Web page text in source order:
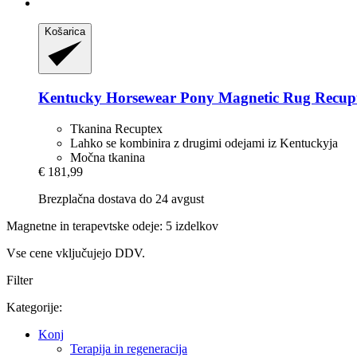
Košarica
Kentucky Horsewear Pony Magnetic Rug
Tkanina Recuptex
Lahko se kombinira z drugimi odejami iz Kentuckyja
Močna tkanina
€ 181,99
Brezplačna dostava do 24 avgust
Magnetne in terapevtske odeje: 5 izdelkov
Vse cene vključujejo DDV.
Filter
Kategorije:
Konj
Terapija in regeneracija